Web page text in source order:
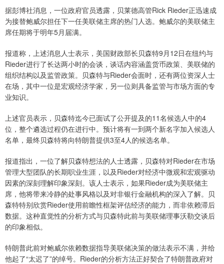
据彭博社消息，一位政府官员透露，贝莱德高管Rick Rieder正迅速成
为接替鲍威尔担任下一任美联储主席的热门人选。鲍威尔的美联储主
席任期将于明年5月届满。
报道称，上述消息人士表示，美国财政部长贝森特9月12日在纽约与
Rieder进行了长达两小时的会谈，谈话内容涵盖货币政策、美联储的
组织结构以及监管政策。贝森特与Rieder会面时，还有两位资深人士
在场，其中一位是宏观经济学家，另一位则具备监管与市场方面的专
业知识。
上述官员表示，贝森特迄今已面试了公开提及的11名候选人中的4
位，整个遴选过程仍在进行中。预计将有一到两个新名字加入候选人
名单，最终贝森特将向特朗普提供3至4人的候选名单。
报道指出，一位了解贝森特想法的人士透露，贝森特对Rieder在市场
管理大型团队的长期职业生涯，以及Rieder对经济中微观和宏观驱动
因素的深刻理解印象深刻。该人士表示，如果Rieder成为美联储主
席，他将带来冷静的处事风格以及对非银行金融机构的深入了解。贝
森特特别欣赏Rieder使用前瞻性框架评估经济的能力，而非依赖滞后
数据。这种直觉性的分析方式与贝森特此前与美联储理事沃勒交谈后
的印象相似。
特朗普此前对鲍威尔依赖数据指导美联储决策的做法表示不满，并给
他起了“太迟了”的绰号。Rieder的分析方法正好契合了特朗普政府对